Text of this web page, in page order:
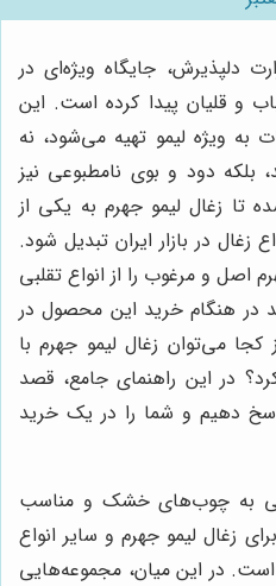
دلپذیرش، جایگاه ویژه‌ای در
و قلیان پیدا کرده است. این
به ویژه لیمو تهیه می‌شود، نه
بلکه دود و بوی نامطبوعی نیز
تا زغال لیمو جهرم به یکی از
در بازار ایران تبدیل شود.
اصل و مرغوب را از انواع تقلبی
در هنگام خرید این محصول در
می‌توان زغال لیمو جهرم با
در این راهنمای جامع، قصد
دهیم و شما را در یک خرید
به چوب‌های خشک و مناسب
زغال لیمو جهرم و سایر انواع
است. در این میان، مجموعه‌هایی